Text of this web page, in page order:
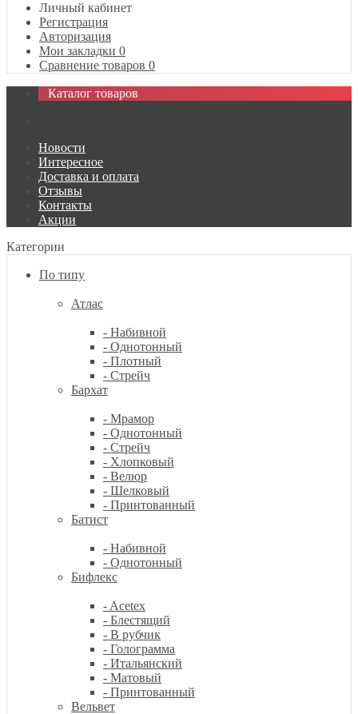
Личный кабинет
Регистрация
Авторизация
Мои закладки 0
Сравнение товаров 0
Каталог товаров
Новости
Интересное
Доставка и оплата
Отзывы
Контакты
Акции
Категории
По типу
Атлас
- Набивной
- Однотонный
- Плотный
- Стрейч
Бархат
- Мрамор
- Однотонный
- Стрейч
- Хлопковый
- Велюр
- Шелковый
- Принтованный
Батист
- Набивной
- Однотонный
Бифлекс
- Acetex
- Блестящий
- В рубчик
- Голограмма
- Итальянский
- Матовый
- Принтованный
Вельвет